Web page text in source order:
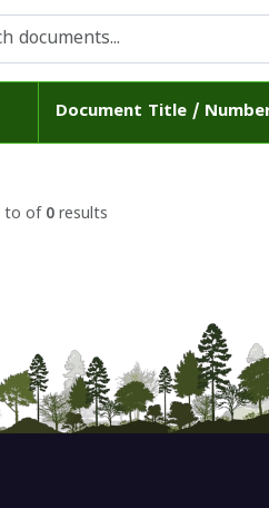
Document Title /
to of 0 results